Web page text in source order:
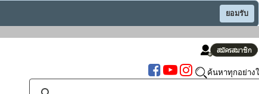
ยอมรับ
ค้นหาทุกอย่าง